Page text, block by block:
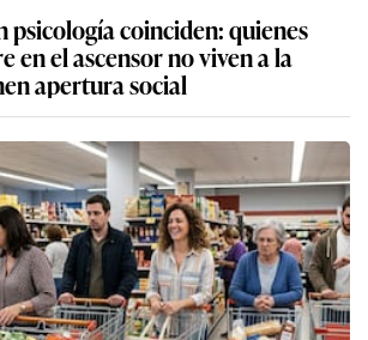
psicología coinciden: quienes
en el ascensor no viven a la
apertura social